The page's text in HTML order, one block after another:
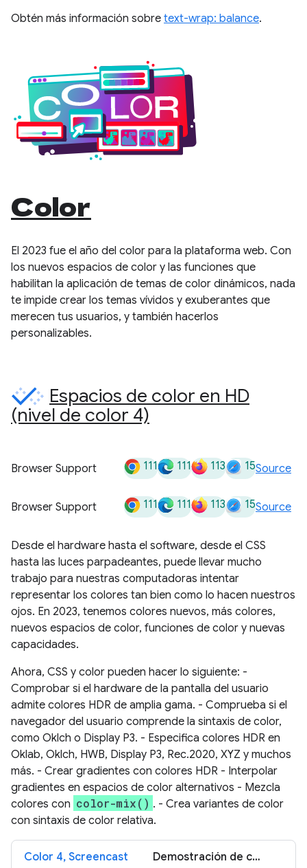
Obtén más información sobre text-wrap: balance.
Color
El 2023 fue el año del color para la plataforma web. Con
los nuevos espacios de color y las funciones que
habilitan la aplicación de temas de color dinámicos, nada
te impide crear los temas vívidos y exuberantes que
merecen tus usuarios, y también hacerlos
personalizables.
Espacios de color en HD
(nivel de color 4)
Browser Support 111 111 113 15Source
Browser Support 111 111 113 15Source
Desde el hardware hasta el software, desde el CSS
hasta las luces parpadeantes, puede llevar mucho
trabajo para nuestras computadoras intentar
representar los colores tan bien como lo hacen nuestros
ojos. En 2023, tenemos colores nuevos, más colores,
nuevos espacios de color, funciones de color y nuevas
capacidades.
Ahora, CSS y color pueden hacer lo siguiente: -
Comprobar si el hardware de la pantalla del usuario
admite colores HDR de amplia gama. - Comprueba si el
navegador del usuario comprende la sintaxis de color,
como Oklch o Display P3. - Especifica colores HDR en
Oklab, Oklch, HWB, Display P3, Rec.2020, XYZ y muchos
más. - Crear gradientes con colores HDR - Interpolar
gradientes en espacios de color alternativos - Mezcla
colores con color-mix() . - Crea variantes de color
con sintaxis de color relativa.
Color 4, Screencast Demostración de color 4